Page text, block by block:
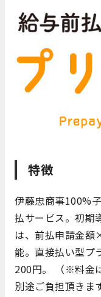
特徴
伊藤忠商事100%
払サービス。初期
は、前払申請金
能。直接払い型プ
200円。 （※料金
別途ご負担頂きま